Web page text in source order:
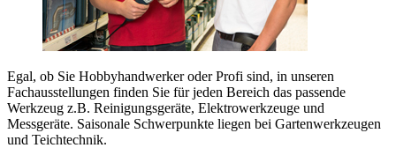
Egal, ob Sie Hobbyhandwerker oder Profi sind, in unseren
Fachausstellungen finden Sie für jeden Bereich das passende
Werkzeug z.B. Reinigungsgeräte, Elektrowerkzeuge und
Messgeräte. Saisonale Schwerpunkte liegen bei Gartenwerkzeugen
und Teichtechnik.